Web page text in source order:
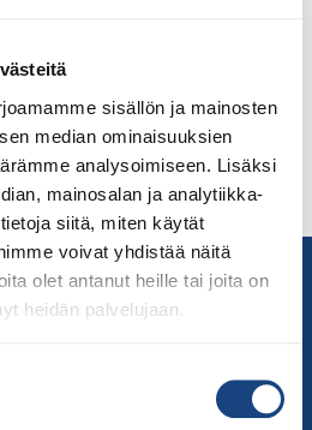
sisällön ja mainosten
median ominaisuuksien
analysoimiseen. Lisäksi
mainosalan ja analytiikka-
siitä, miten käytät
voivat yhdistää näitä
olet antanut heille tai joita on
heidän palvelujaan.
Urheassa
tuoreet kuulumiset videolta
täältä. Katso kilpailun
Puumalainen, Isoranta ja
[…]
Judoliitto